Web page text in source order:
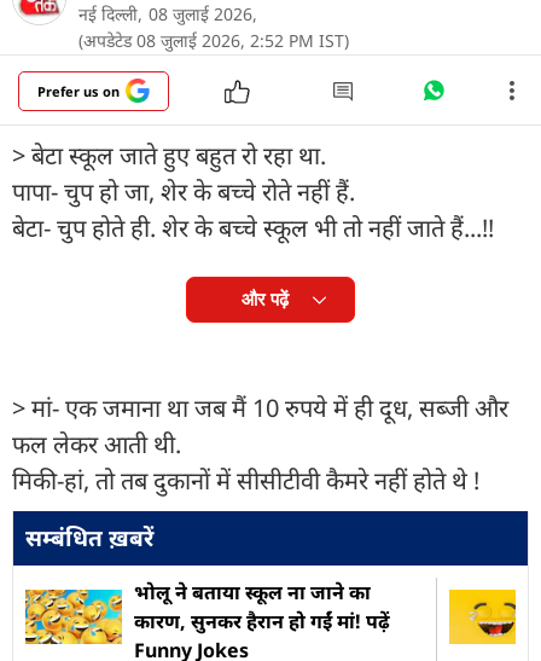
नई दिल्ली, 08 जुलाई 2026,
(अपडेटेड 08 जुलाई 2026, 2:52 PM IST)
Prefer us on
> बेटा स्कूल जाते हुए बहुत रो रहा था.
पापा- चुप हो जा, शेर के बच्चे रोते नहीं हैं.
बेटा- चुप होते ही. शेर के बच्चे स्कूल भी तो नहीं जाते हैं...!!
और पढ़ें
> मां- एक जमाना था जब मैं 10 रुपये में ही दूध, सब्जी और
फल लेकर आती थी.
मिकी-हां, तो तब दुकानों में सीसीटीवी कैमरे नहीं होते थे !
सम्बंधित ख़बरें
भोलू ने बताया स्कूल ना जाने का
कारण, सुनकर हैरान हो गईं मां! पढ़ें
Funny Jokes